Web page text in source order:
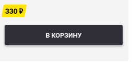
330 ₽
В КОРЗИНУ